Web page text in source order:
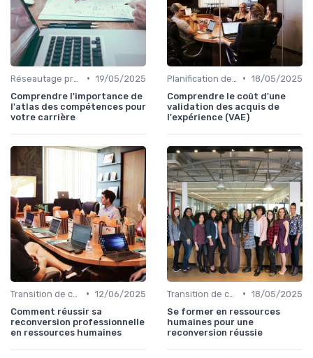
• 19/05/2025
Comprendre l'importance de
l'atlas des compétences pour
votre carrière
• 18/05/2025
Comprendre le coût d'une
validation des acquis de
l'expérience (VAE)
• 12/06/2025
Comment réussir sa
reconversion professionnelle
en ressources humaines
• 18/05/2025
Se former en ressources
humaines pour une
reconversion réussie